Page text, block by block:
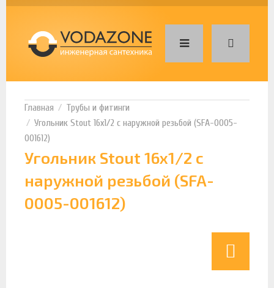
Трубы и фитинги
Угольник Stout 16х1/2 с наружной резьбой (SFA-0005-
001612)
Угольник Stout 16х1/2 с
наружной резьбой (SFA-
0005-001612)